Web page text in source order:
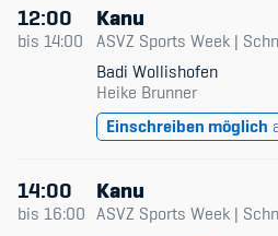
Kinderbetreuung
Krankenversicherung
Schwangerschaft &
12:00
bis 14:00
Kanu
ASVZ Sports Week |
Badi Wollishofen
Heike Brunner
Einschreiben möglich
14:00
bis 16:00
Kanu
ASVZ Sports Week |